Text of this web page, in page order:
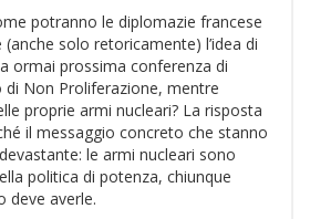
potranno le diplomazie francese
solo retoricamente) l’idea di
ormai prossima conferenza di
Non Proliferazione, mentre
proprie armi nucleari? La risposta
il messaggio concreto che stanno
le armi nucleari sono
politica di potenza, chiunque
deve averle.